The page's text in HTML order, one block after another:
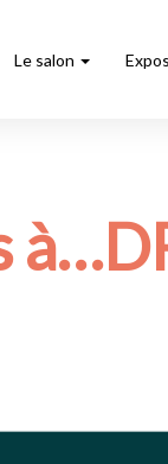
Le salon